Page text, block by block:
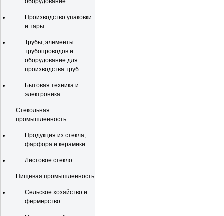
оборудование
Производство упаковки
и тары
Трубы, элементы
трубопроводов и
оборудование для
производства труб
Бытовая техника и
электроника
Стекольная
промышленность
Продукция из стекла,
фарфора и керамики
Листовое стекло
Пищевая промышленность
Сельское хозяйство и
фермерство